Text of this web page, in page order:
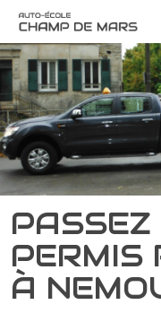
Skip
main
content
PASSEZ
PERMIS
À